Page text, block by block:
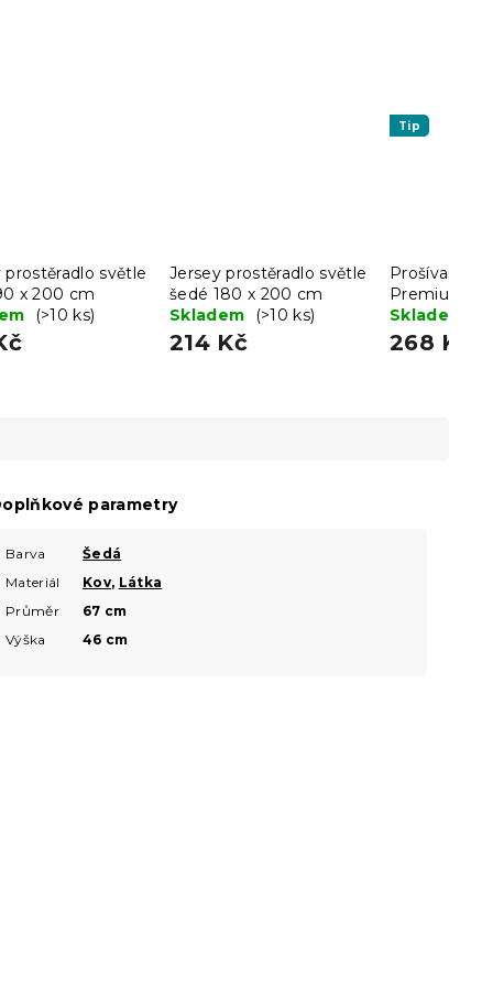
prostěradlo světle
x 200 cm
(>10 ks)
Jersey prostěradlo světle
šedé 180 x 200 cm
Skladem
(>10 ks)
214 Kč
Tip
Prošívaný
Premium
Skladem
268 Kč
parametry
Barva
Šedá
Materiál
Kov, Látka
Průměr
67 cm
Výška
46 cm